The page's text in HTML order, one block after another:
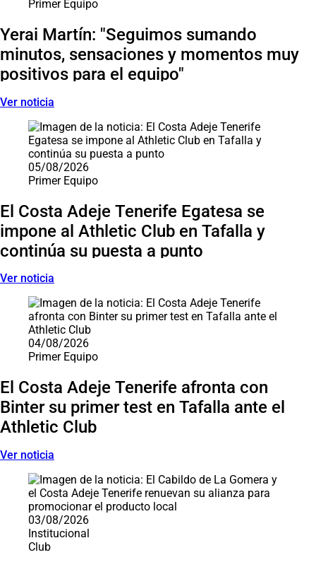
Primer Equipo
Yerai Martín: "Seguimos sumando
minutos, sensaciones y momentos muy
positivos para el equipo"
Ver noticia
05/08/2026
Primer Equipo
El Costa Adeje Tenerife Egatesa se
impone al Athletic Club en Tafalla y
continúa su puesta a punto
Ver noticia
04/08/2026
Primer Equipo
El Costa Adeje Tenerife afronta con
Binter su primer test en Tafalla ante el
Athletic Club
Ver noticia
03/08/2026
Institucional
Club